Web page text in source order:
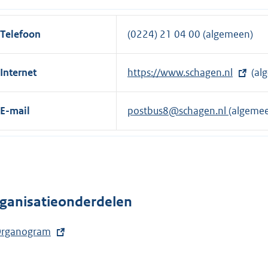
i
k
:
e
n
k
:
Telefoon (0224) 21 04 00 (algemeen)
Internet
E
x
e
r
i
https://www.schagen.nl
E-mail postbus8@schagen.nl